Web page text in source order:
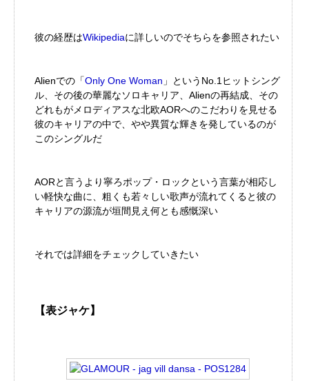
彼の経歴はWikipediaに詳しいのでそちらを参照されたい
Alienでの「Only One Woman 」というNo.1ヒットシング
ル、その後の華麗なソロキャリア、Alienの再結成、その
どれもがメロディアスな北欧AORへのこだわりを見せる
彼のキャリアの中で、やや異質な輝きを発しているのが
このシングルだ
AORと言うより寧ろポップ・ロックという言葉が相応し
い軽快な曲に、粗くも若々しい歌声が流れてくると彼の
キャリアの源流が垣間見え何とも感慨深い
それでは詳細をチェックしていきたい
【表ジャケ】